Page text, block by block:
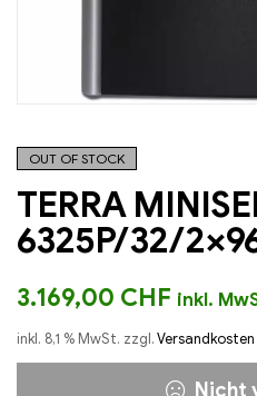
OUT OF STOCK
TERRA
6325P/32/
3.169,00 CHF inkl.
inkl. 8,1 % MwSt. zzgl.Versandkosten
Nicht